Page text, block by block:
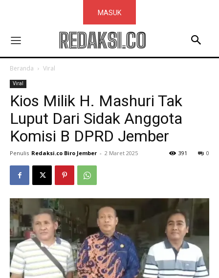
MASUK
REDAKSI.CO
Beranda Viral
Viral
Kios Milik H. Mashuri Tak
Luput Dari Sidak Anggota
Komisi B DPRD Jember
Penulis Redaksi.co Biro Jember - 2 Maret 2025 0
391